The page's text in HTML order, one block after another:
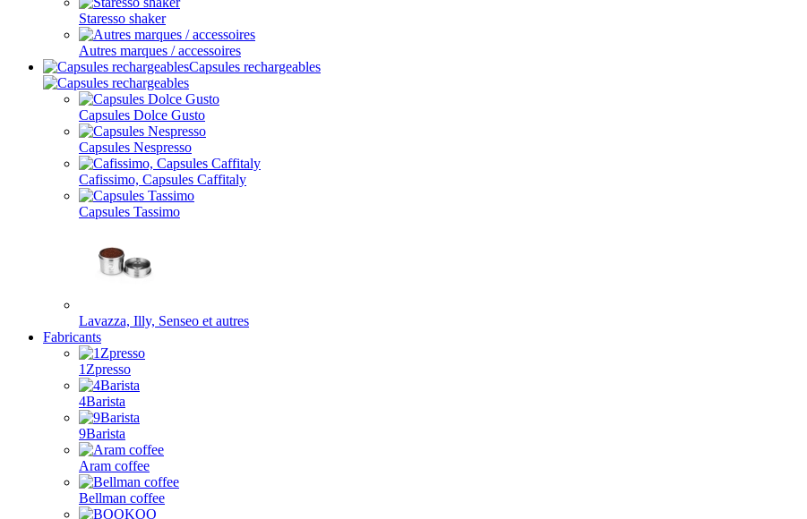
Staresso shaker
Autres marques / accessoires
Capsules rechargeables
Capsules Dolce Gusto
Capsules Nespresso
Cafissimo, Capsules Caffitaly
Capsules Tassimo
Lavazza, Illy, Senseo et autres
Fabricants
1Zpresso
4Barista
9Barista
Aram coffee
Bellman coffee